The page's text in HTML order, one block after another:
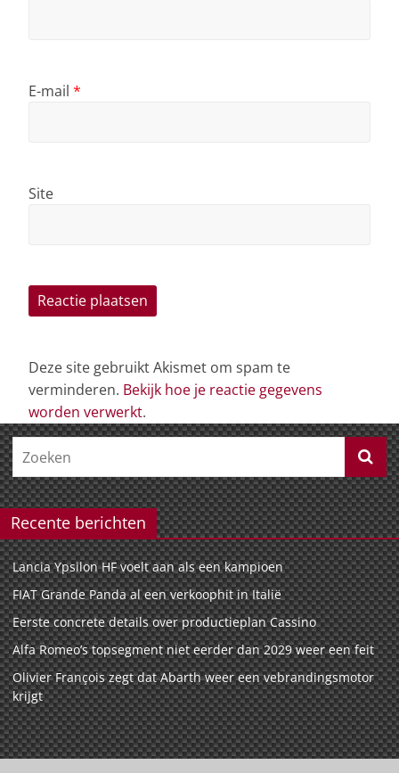
E-mail *
Site
Deze site gebruikt Akismet om spam te
verminderen. Bekijk hoe je reactie gegevens
worden verwerkt.
Recente berichten
Lancia Ypsilon HF voelt aan als een kampioen
FIAT Grande Panda al een verkoophit in Italië
Eerste concrete details over productieplan Cassino
Alfa Romeo’s topsegment niet eerder dan 2029 weer een feit
Olivier François zegt dat Abarth weer een vebrandingsmotor
krijgt